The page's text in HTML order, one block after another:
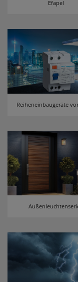
Efapel
Reiheneinbaugeräte
erneutem